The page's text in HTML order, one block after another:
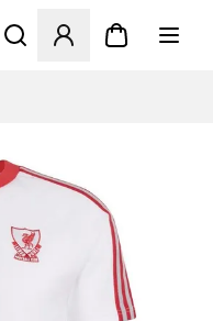
Ανοίγει ένα Modal για να